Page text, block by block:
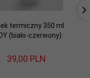
termiczny 350 ml
(biało-czerwony)
39,00 PLN